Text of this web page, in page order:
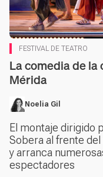
FESTIVAL DE TEATRO
La comedia de
Mérida
Noelia Gil
El montaje dirigido
Sobera al frente
y arranca
espectadores